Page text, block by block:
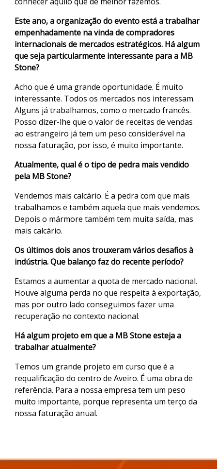
Este ano, a organização do evento está a trabalhar
empenhadamente na vinda de compradores
internacionais de mercados estratégicos. Há algum
que seja particularmente interessante para a MB
Stone?
Acho que é uma grande oportunidade. É muito
interessante. Todos os mercados nos interessam.
Alguns já trabalhamos, como o mercado francês.
Posso dizer-lhe que o valor de receitas de vendas
ao estrangeiro já tem um peso considerável na
nossa faturação, por isso, é muito importante.
Atualmente, qual é o tipo de pedra mais vendido
pela MB Stone?
Vendemos mais calcário. É a pedra com que mais
trabalhamos e também aquela que mais vendemos.
Depois o mármore também tem muita saída, mas
mais calcário.
Os últimos dois anos trouxeram vários desafios à
indústria. Que balanço faz do recente período?
Estamos a aumentar a quota de mercado nacional.
Houve alguma perda no que respeita à exportação,
mas por outro lado conseguimos fazer uma
recuperação no contexto nacional.
Há algum projeto em que a MB Stone esteja a
trabalhar atualmente?
Temos um grande projeto em curso que é a
requalificação do centro de Aveiro. É uma obra de
referência. Para a nossa empresa tem um peso
muito importante, porque representa um terço da
nossa faturação anual.